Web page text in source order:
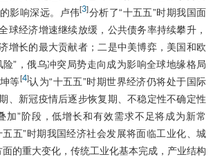
影响深远。卢伟[3]分析了“十五五”时期我国面
球经济增速继续放缓，公共债务率持续攀升，
增长的最大贡献者；二是中美博弈，美国和欧
险”，俄乌冲突局势走向成为影响全球地缘格局
等[4]认为“十五五”时期世界经济仍将处于国际
、新冠疫情后逐步恢复期、不稳定性不确定性
加”阶段，低增长和有效需求不足将成为新常
五五”时期我国经济社会发展将面临工业化、城
的重大变化，传统工业化基本完成，产业结构